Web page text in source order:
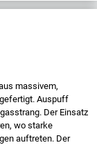
massivem,
Auspuff
Der Einsatz
wo starke
auftreten. Der